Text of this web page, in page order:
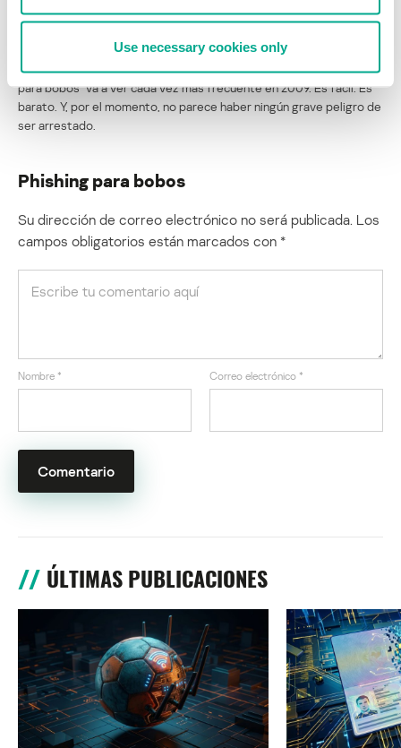
Use necessary cookies only
estos ataques hayan estado cambiando sus viejos números por
Protéjanse Uds. mismos y cuiden sus datos personales. “Phishing
para bobos” va a ver cada vez más frecuente en 2009. Es fácil. Es
barato. Y, por el momento, no parece haber ningún grave peligro de
ser arrestado.
Phishing para bobos
Su dirección de correo electrónico no será publicada. Los
campos obligatorios están marcados con *
Nombre * Correo electrónico *
ÚLTIMAS PUBLICACIONES